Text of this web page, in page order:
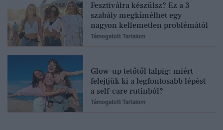
Fesztiválra készülsz? Ez a 3
szabály megkímélhet egy
nagyon kellemetlen problémától
Támogatott Tartalom
Glow-up tetőtől talpig: miért
felejtjük ki a legfontosabb lépést
a self-care rutinból?
Támogatott Tartalom